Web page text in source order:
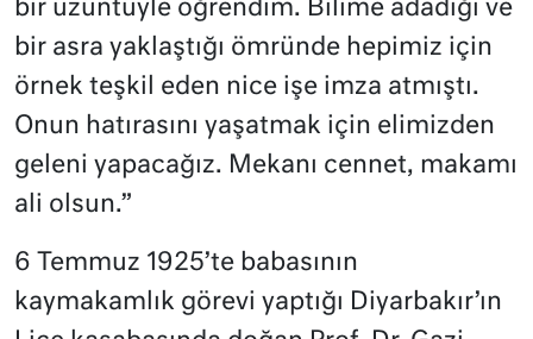
bir üzüntüyle öğrendim. Bilime adadığı ve
bir asra yaklaştığı ömründe hepimiz için
örnek teşkil eden nice işe imza atmıştı.
Onun hatırasını yaşatmak için elimizden
geleni yapacağız. Mekanı cennet, makamı
ali olsun.”
6 Temmuz 1925’te babasının
kaymakamlık görevi yaptığı Diyarbakır’ın